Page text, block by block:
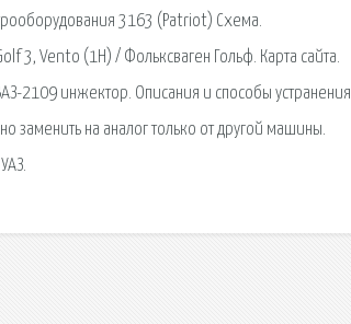
3163 (Patriot) Схема.
3, Vento (1H) / Фольксваген Гольф. Карта сайта.
2109 инжектор. Описания и способы устранения
на аналог только от другой машины.